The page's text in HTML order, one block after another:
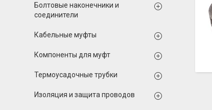
Болтовые наконечники и
соединители
Кабельные муфты
Компоненты для муфт
Термоусадочные трубки
Изоляция и защита проводов